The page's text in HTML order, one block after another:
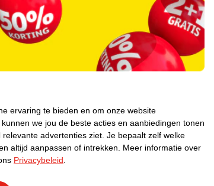
Kruidvat fotokiosk
In de winkel vind je een fotokiosk
geheugenkaartje, jouw foto’s direct kan
WeCycle inleverpunt
In deze Kruidvat vind je een WeCycle
apparaten. Deze kan je gratis inleveren
ervaring te bieden en om onze website
we jou de beste acties en aanbiedingen tonen
advertenties ziet. Je bepaalt zelf welke
altijd aanpassen of intrekken.
Meer informatie over
Privacybeleid